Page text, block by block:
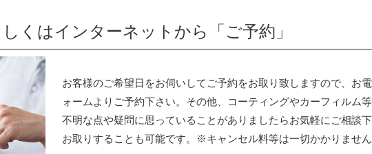
くはインターネットから「ご予約」
お客様のご希望日をお伺いしてご予約をお取り致しますので、お
ォームよりご予約下さい。その他、コーティングやカーフィルム
不明な点や疑問に思っていることがありましたらお気軽にご相談
お取りすることも可能です。※キャンセル料等は一切かかりません